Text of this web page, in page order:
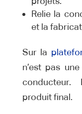
Relie la
et la
Sur la
n’est pas
conducteur.
produit final.